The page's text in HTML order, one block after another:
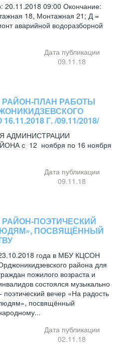
09:00 Окончание:
18, Монтажная 21; Д =
аварийной водоразборной
Дата публикации
09.11.18
ПЛАН РАБОТЫ
Г. /09.11/2018/
АДМИНИСТРАЦИИ
с 12 ноября по 16 ноября
Дата публикации
09.11.18
ПОЭТИЧЕСКИЙ
ПОСВЯЩЁННЫЙ
года в МБУ КЦСОН
района для
пожилого возраста и
состоялся музыкально
поэтический вечер «На радость
посвящённый
Дата публикации
02.11.18